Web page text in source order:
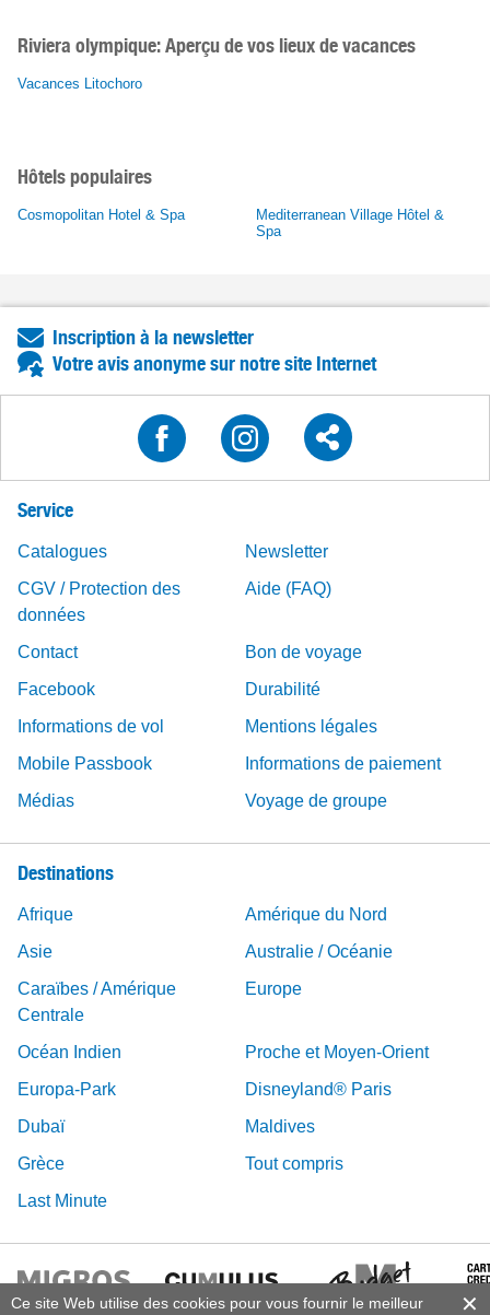
Ce site Web utilise des cookies pour vous fournir le meilleur
Riviera olympique: Aperçu de vos lieux de vacances
Vacances Litochoro
Hôtels populaires
Cosmopolitan Hotel & Spa
Mediterranean Village Hôtel &
Spa
Inscription à la newsletter
Votre avis anonyme sur notre site Internet
Service
Catalogues
Newsletter
CGV / Protection des
données
Aide (FAQ)
Contact
Bon de voyage
Facebook
Durabilité
Informations de vol
Mentions légales
Mobile Passbook
Informations de paiement
Médias
Voyage de groupe
Destinations
Afrique
Amérique du Nord
Asie
Australie / Océanie
Caraïbes / Amérique
Centrale
Europe
Océan Indien
Proche et Moyen-Orient
Europa-Park
Disneyland® Paris
Dubaï
Maldives
Grèce
Tout compris
Last Minute